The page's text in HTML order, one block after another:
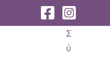
Σ
ύ